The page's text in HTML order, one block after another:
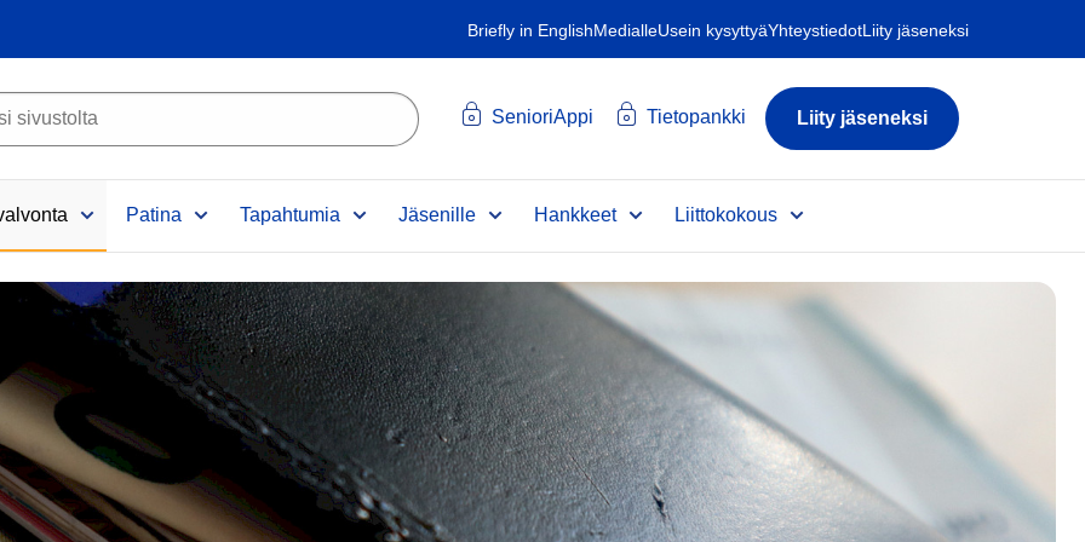
Briefly in EnglishMedialleUsein kysyttyäYhteystiedotLiity jäseneksi
SenioriAppi Tietopankki Liity jäseneksi
Patina Tapahtumia Jäsenille Hankkeet Liittokokous